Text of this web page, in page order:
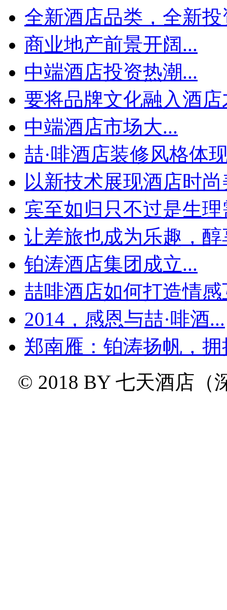
全新酒店品类，全新投
商业地产前景开阔...
中端酒店投资热潮...
要将品牌文化融入酒店
中端酒店市场大...
喆·啡酒店装修风格体
以新技术展现酒店时
宾至如归只不过是生理
让差旅也成为乐趣，醇
铂涛酒店集团成立...
喆啡酒店如何打造情感
2014，感恩与喆·啡酒...
郑南雁：铂涛扬帆，
© 2018 BY 七天酒店（